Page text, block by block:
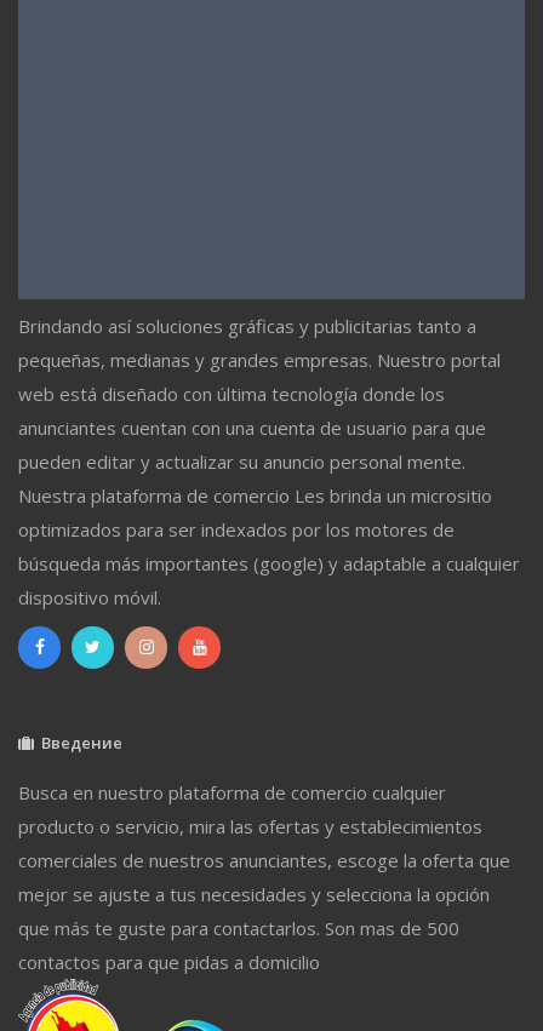
Brindando así soluciones gráficas y publicitarias tanto a
pequeñas, medianas y grandes empresas. Nuestro portal
web está diseñado con última tecnología donde los
anunciantes cuentan con una cuenta de usuario para que
pueden editar y actualizar su anuncio personal mente.
Nuestra plataforma de comercio Les brinda un micrositio
optimizados para ser indexados por los motores de
búsqueda más importantes (google) y adaptable a cualquier
dispositivo móvil.
Введение
Busca en nuestro plataforma de comercio cualquier
producto o servicio, mira las ofertas y establecimientos
comerciales de nuestros anunciantes, escoge la oferta que
mejor se ajuste a tus necesidades y selecciona la opción
que más te guste para contactarlos. Son mas de 500
contactos para que pidas a domicilio